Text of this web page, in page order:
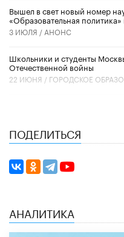
Вышел в свет новый номер
«Образовательная
3 ИЮЛЯ / АНОНС
Школьники и студенты
Отечественной войны
22 ИЮНЯ / ГОРОДСКОЕ
ПОДЕЛИТЬСЯ
АНАЛИТИКА